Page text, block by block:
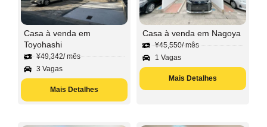
Casa à venda em
Toyohashi
¥49,342/ mês
3 Vagas
Mais Detalhes
Casa à venda em Nagoya
¥45,550/ mês
1 Vagas
Mais Detalhes